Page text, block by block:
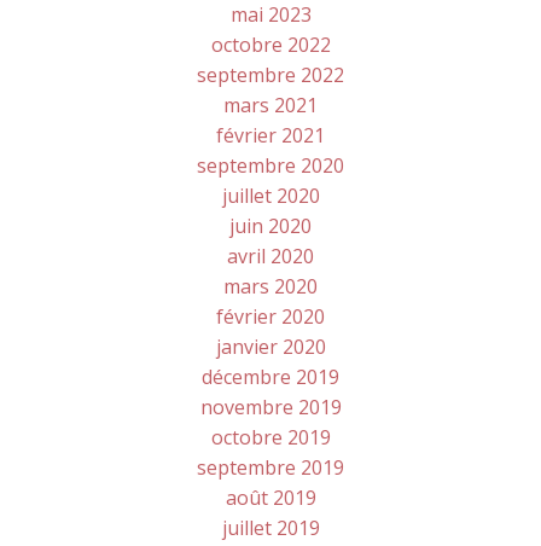
mai 2023
octobre 2022
septembre 2022
mars 2021
février 2021
septembre 2020
juillet 2020
juin 2020
avril 2020
mars 2020
février 2020
janvier 2020
décembre 2019
novembre 2019
octobre 2019
septembre 2019
août 2019
juillet 2019